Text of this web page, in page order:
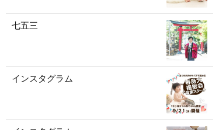
七五三
インスタグラム